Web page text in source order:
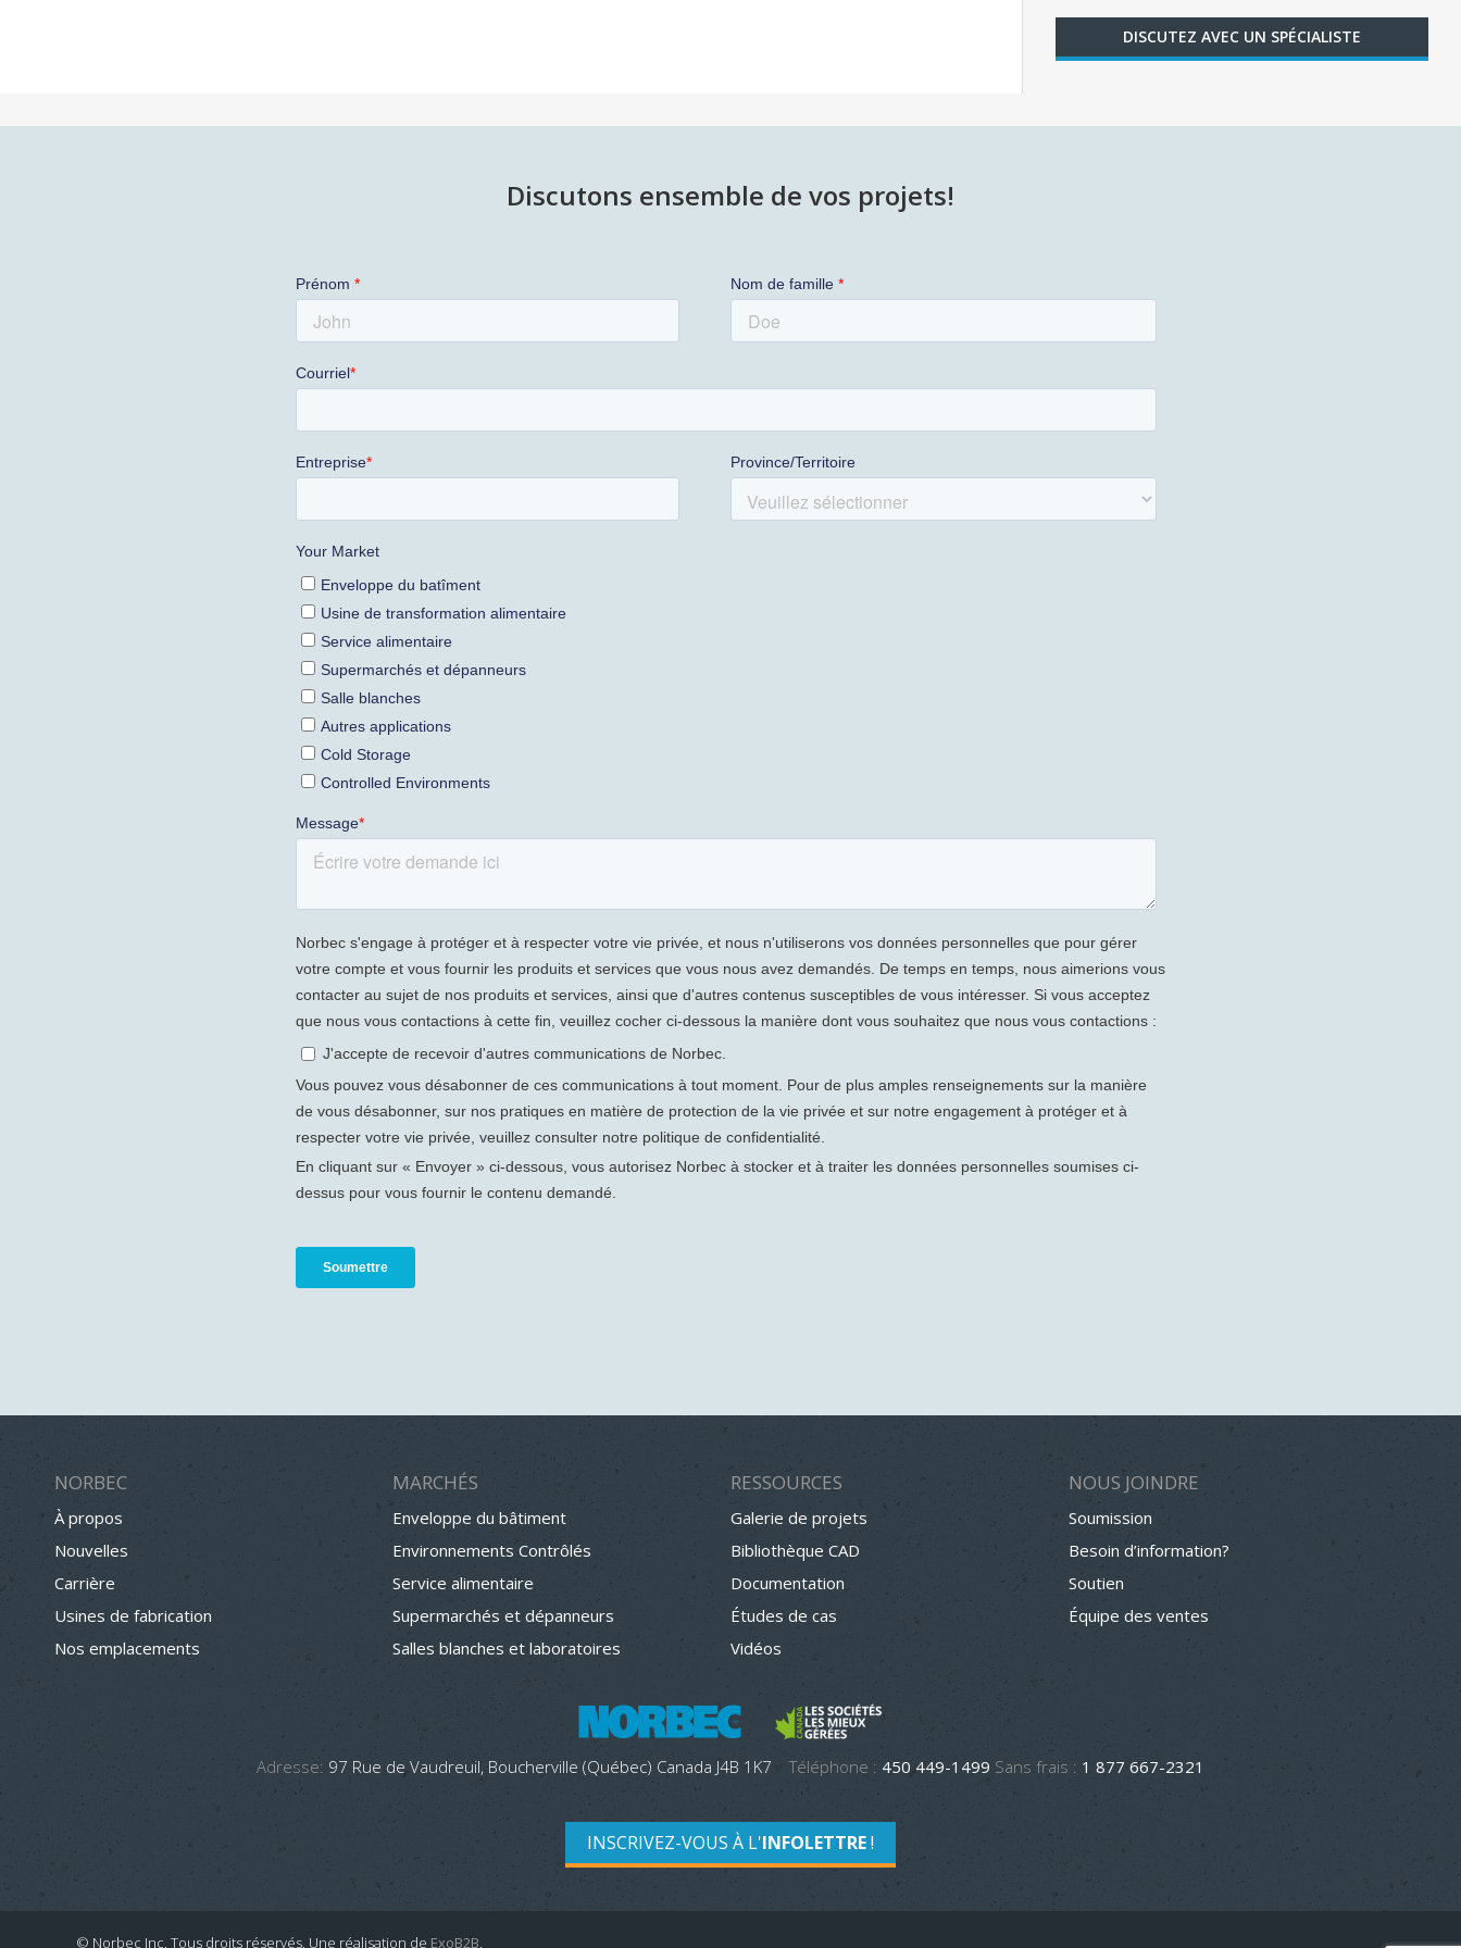
DISCUTEZ AVEC UN SPÉCIALISTE
Discutons ensemble de vos projets!
NORBEC
À propos
Nouvelles
Carrière
Usines de fabrication
Nos emplacements
MARCHÉS
Enveloppe du bâtiment
Environnements Contrôlés
Service alimentaire
Supermarchés et dépanneurs
Salles blanches et laboratoires
RESSOURCES
Galerie de projets
Bibliothèque CAD
Documentation
Études de cas
Vidéos
NOUS JOINDRE
Soumission
Besoin d’information?
Soutien
Équipe des ventes
Adresse: 97 Rue de Vaudreuil, Boucherville (Québec) Canada J4B 1K7 Téléphone : 450 449-1499 Sans frais : 1 877 667-2321
INSCRIVEZ-VOUS À L'INFOLETTRE!
© Norbec Inc. Tous droits réservés. Une réalisation de ExoB2B.